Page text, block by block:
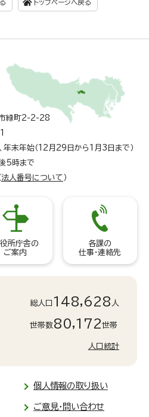
トップページへ戻る
緑町2-2-28
年末年始（12月29日から1月3日まで）
5時まで
法人番号について ）
所庁舎の
ご案内
各課の
仕事・連絡先
総人口 148,628 人
世帯数80,172世帯
人口統計
個人情報の取り扱い
ご意見・問い合わせ